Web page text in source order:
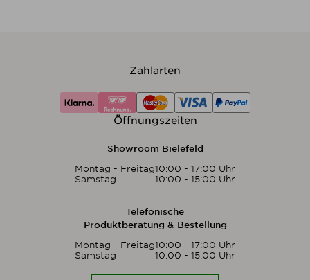
Zahlarten
Öffnungszeiten
Showroom Bielefeld
Montag - Freitag10:00 - 17:00 Uhr
Samstag
10:00 - 15:00 Uhr
Telefonische
Produktberatung & Bestellung
Montag - Freitag10:00 - 17:00 Uhr
Samstag
10:00 - 15:00 Uhr